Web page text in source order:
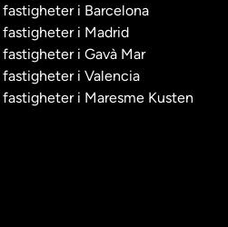
i Barcelona
fastigheter i Madrid
i Gavà Mar
fastigheter i Valencia
i Maresme Kusten